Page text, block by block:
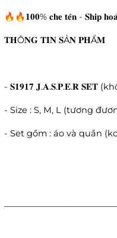
🔥🔥𝟏𝟎𝟎% 𝐜𝐡𝐞 𝐭𝐞̂𝐧 - 𝐒𝐡𝐢𝐩
𝐓𝐇Ô𝐍𝐆 𝐓𝐈𝐍 𝐒Ả𝐍 𝐏𝐇Ẩ𝐌
- 𝐒𝟏𝟗𝟏𝟕 𝐉.𝐀.𝐒.𝐏.𝐄.𝐑 𝐒𝐄𝐓
- Size : S, M, L (tương
- Set gồm : áo và quần